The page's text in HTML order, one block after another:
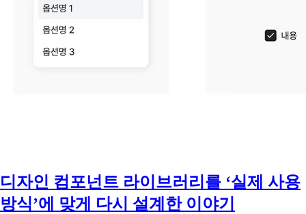
디자인 컴포넌트 라이브러리를 ‘실제 사용
방식’에 맞게 다시 설계한 이야기